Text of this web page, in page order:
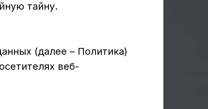
тайну.
(далее – Политика)
веб-